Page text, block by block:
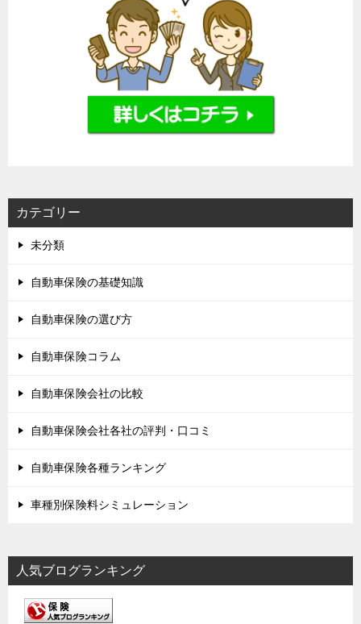
カテゴリー
未分類
自動車保険の基礎知識
自動車保険の選び方
自動車保険コラム
自動車保険会社の比較
自動車保険会社各社の評判・口コミ
自動車保険各種ランキング
車種別保険料シミュレーション
人気ブログランキング